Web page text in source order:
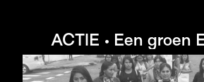
ACTIE • Een groen